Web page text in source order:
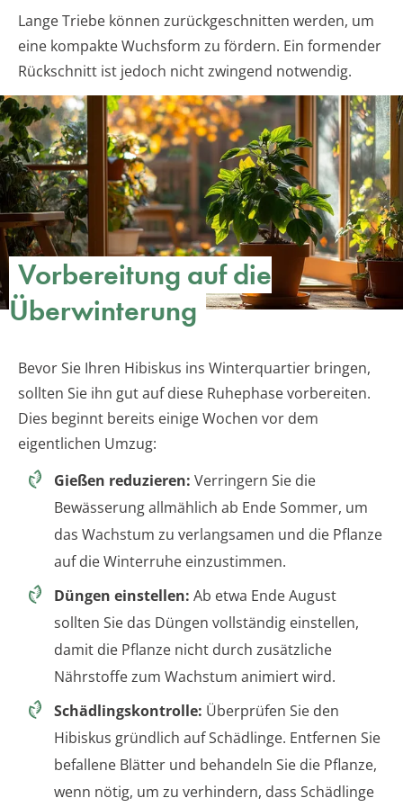
Lange Triebe können zurückgeschnitten werden, um
eine kompakte Wuchsform zu fördern. Ein formender
Rückschnitt ist jedoch nicht zwingend notwendig.
Vorbereitung auf die
Überwinterung
Bevor Sie Ihren Hibiskus ins Winterquartier bringen,
sollten Sie ihn gut auf diese Ruhephase vorbereiten.
Dies beginnt bereits einige Wochen vor dem
eigentlichen Umzug:
Gießen reduzieren: Verringern Sie die
Bewässerung allmählich ab Ende Sommer, um
das Wachstum zu verlangsamen und die Pflanze
auf die Winterruhe einzustimmen.
Düngen einstellen: Ab etwa Ende August
sollten Sie das Düngen vollständig einstellen,
damit die Pflanze nicht durch zusätzliche
Nährstoffe zum Wachstum animiert wird.
Schädlingskontrolle: Überprüfen Sie den
Hibiskus gründlich auf Schädlinge. Entfernen Sie
befallene Blätter und behandeln Sie die Pflanze,
wenn nötig, um zu verhindern, dass Schädlinge